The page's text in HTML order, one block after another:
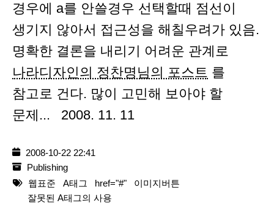
경우에 a를 안쓸경우 선택할때 점선이
생기지 않아서 접근성을 해칠우려가 있음.
명확한 결론을 내리기 어려운 관계로
나라디자인의 정찬명님의 포스트 를
참고로 건다. 많이 고민해 보아야 할
문제... 2008. 11. 11
2008-10-22 22:41
Publishing
웹표준
A태그 href="#"
이미지버튼
잘못된 A태그의 사용